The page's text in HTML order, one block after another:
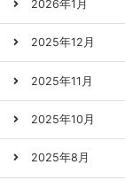
2026年1月
2025年12月
2025年11月
2025年10月
2025年8月